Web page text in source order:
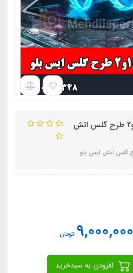
چراغ جلو اسپرت تیبا1و2 طرح گلس اتش
9,000,000 تومان